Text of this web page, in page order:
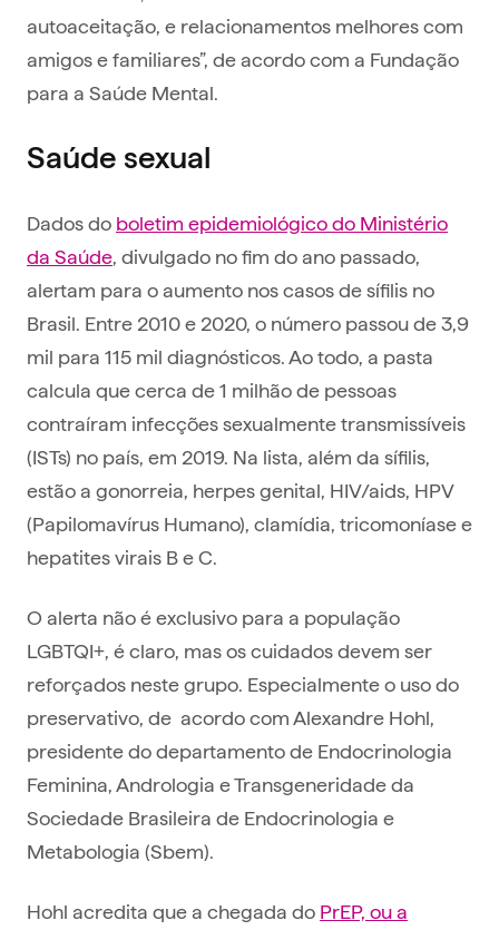
autoaceitação, e relacionamentos melhores com
amigos e familiares”, de acordo com a Fundação
para a Saúde Mental.
Saúde sexual
Dados do boletim epidemiológico do Ministério
da Saúde, divulgado no fim do ano passado,
alertam para o aumento nos casos de sífilis no
Brasil. Entre 2010 e 2020, o número passou de 3,9
mil para 115 mil diagnósticos. Ao todo, a pasta
calcula que cerca de 1 milhão de pessoas
contraíram infecções sexualmente transmissíveis
(ISTs) no país, em 2019. Na lista, além da sífilis,
estão a gonorreia, herpes genital, HIV/aids, HPV
(Papilomavírus Humano), clamídia, tricomoníase e
hepatites virais B e C.
O alerta não é exclusivo para a população
LGBTQI+, é claro, mas os cuidados devem ser
reforçados neste grupo. Especialmente o uso do
preservativo, de acordo com Alexandre Hohl,
presidente do departamento de Endocrinologia
Feminina, Andrologia e Transgeneridade da
Sociedade Brasileira de Endocrinologia e
Metabologia (Sbem).
Hohl acredita que a chegada do PrEP, ou a